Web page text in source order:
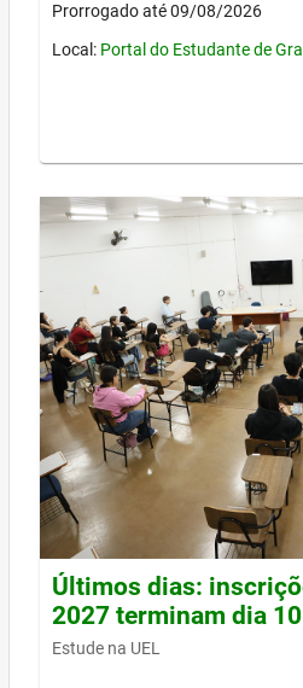
Prorrogado até 09/08/2026
Local: Portal do Estudante de
Últimos dias:
2027 terminam dia
Estude na UEL